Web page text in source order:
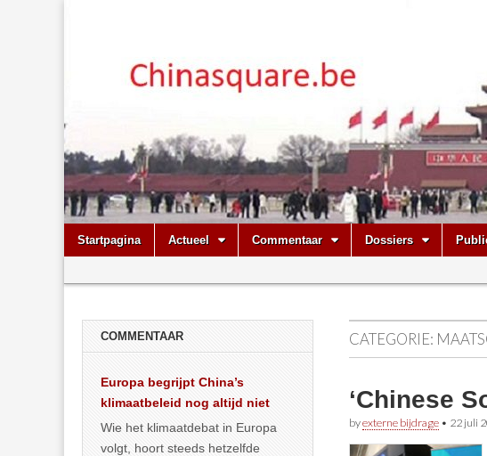
Chinasquare.be
Main
menu
Skip
Startpagina Actueel Commentaar Dossiers
menu
CATEGORIE:
‘Chinese
byexterne bijdrage • 22 juli
COMMENTAAR
Europa begrijpt China’s
klimaatbeleid nog altijd niet
Wie het klimaatdebat in Europa
volgt, hoort steeds hetzelfde